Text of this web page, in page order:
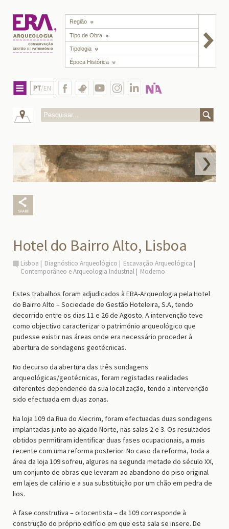
Região
Tipo de Obra
Tipologia
Época Histórica
PT/EN
Hotel do Bairro Alto, Lisboa
Lisboa Diagnóstico Arqueológico
Escavação Arqueológica
Contemporâneo e Arqueologia Industrial
Moderno
Estes trabalhos foram adjudicados à ERA-Arqueologia pela Hotel
do Bairro Alto – Sociedade de Gestão Hoteleira, S.A, tendo
decorrido entre os dias 11 e 26 de Agosto. A intervenção teve
como objectivo caracterizar o património arqueológico que
pudesse existir nas áreas onde era necessário proceder à
abertura de sondagens geotécnicas.
No decurso da abertura das três sondagens
arqueológicas/geotécnicas, foram registadas realidades
diferentes dependendo da sua localização, tendo a intervenção
sido efectuada em duas zonas.
Na loja 109 da Rua do Alecrim, foram efectuadas duas sondagens
implantadas junto ao alçado Norte, nas salas 2 e 3. Os resultados
obtidos permitiram identificar duas fases ocupacionais, a mais
recente com uma reforma posterior. No caso da reforma, toda a
área da loja 109 sofreu, algures na segunda metade do século XX,
um conjunto de obras que levaram ao abandono do piso original
em lajes de calário e a sua substituição por um chão em pedra de
lios.
A fase construtiva – oitocentista – da 109 corresponde à
construção do próprio edifício em que esta sala se insere. De